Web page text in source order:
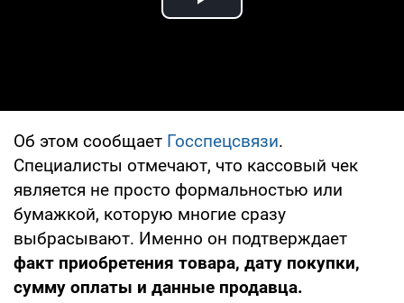
Play Video
Об этом сообщает Госспецсвязи.
Специалисты отмечают, что кассовый чек
является не просто формальностью или
бумажкой, которую многие сразу
выбрасывают. Именно он подтверждает
факт приобретения товара, дату покупки,
сумму оплаты и данные продавца.